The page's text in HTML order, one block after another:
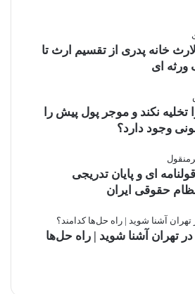
سهم الارث خانه پدری از تقسیم ارث تا
ورثه ای
تخلیه نکند و موجر پول پیش را
وجود دارد؟
ای و پایان تدریجی
حقوقی ایران
در تهران آشنا شوید | راه حل‌ها